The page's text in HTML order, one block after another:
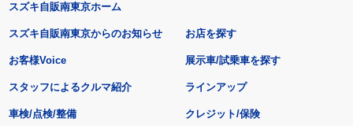
スズキ自販南東京ホーム
スズキ自販南東京からのお知らせ
お客様Voice
スタッフによるクルマ紹介
お店を探す
展示車/試乗車を探す
ラインアップ
車検/点検/整備 クレジット/保険